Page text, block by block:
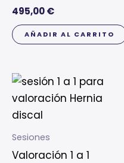
495,00€
AÑADIR AL CARRITO
Sesiones
Valoración 1 a 1